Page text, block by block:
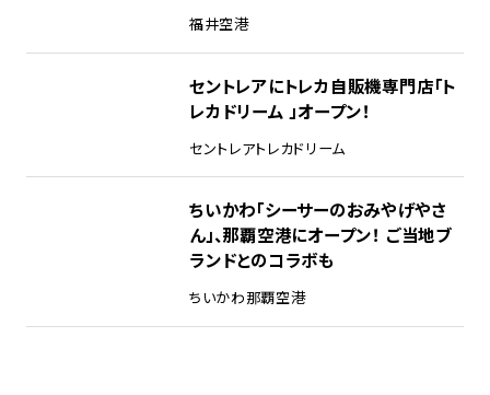
福井空港
セントレアにトレカ自販機専門店「ト
レカドリーム 」オープン！
セントレアトレカドリーム
ちいかわ「シーサーのおみやげやさ
ん」、那覇空港にオープン！ ご当地ブ
ランドとのコラボも
ちいかわ那覇空港